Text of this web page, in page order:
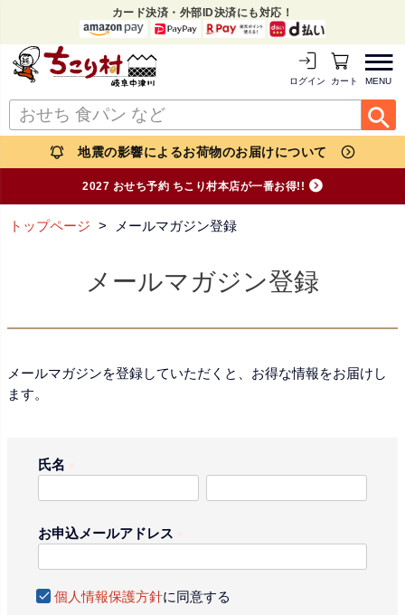
カード決済・外部ID決済にも対応！
MENU
ログイン カートを見る
地震の影響によるお荷物のお届けについて
2027 おせち予約 ちこり村本店が一番お得!!
トップページ メールマガジン登録
メールマガジン登録
メールマガジンを登録していただくと、お得な情報をお届けし
ます。
氏名
須
お申込メールアドレス
須
個人情報保護方針に同意する